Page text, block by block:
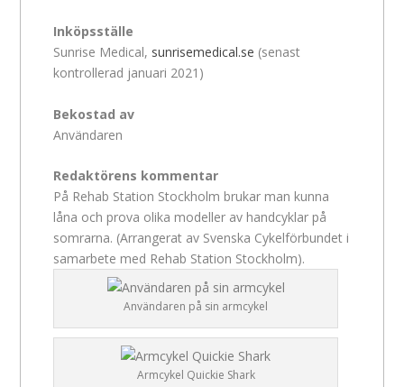
Inköpsställe
Sunrise Medical, sunrisemedical.se (senast
kontrollerad januari 2021)
Bekostad av
Användaren
Redaktörens kommentar
På Rehab Station Stockholm brukar man kunna
låna och prova olika modeller av handcyklar på
somrarna. (Arrangerat av Svenska Cykelförbundet i
samarbete med Rehab Station Stockholm).
Användaren på sin armcykel
Armcykel Quickie Shark